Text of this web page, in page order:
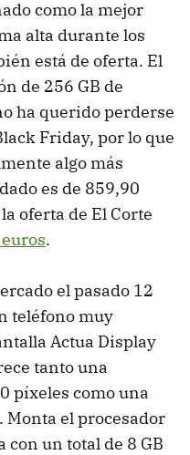
como la mejor
alta durante los
está de oferta. El
de 256 GB de
ha querido perderse
Friday, por lo que
algo más
es de 859,90
oferta de El Corte
.
el pasado 12
teléfono muy
Actua Display
tanto una
píxeles como una
Monta el procesador
con un total de 8 GB